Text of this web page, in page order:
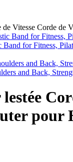
Vitesse Corde
for Fitness,
and Back,
pour